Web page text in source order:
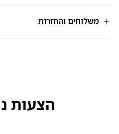
599
משלוחים והחזרות
הצעות